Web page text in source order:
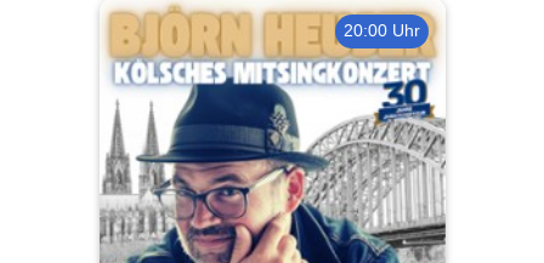
20:00 Uhr